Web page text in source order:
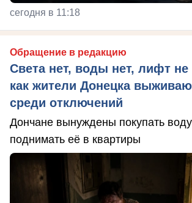
сегодня в 11:18
Обращение в редакцию
Света нет, воды нет, лифт не
как жители Донецка
среди отключений
Дончане вынуждены покупать
поднимать её в квартиры